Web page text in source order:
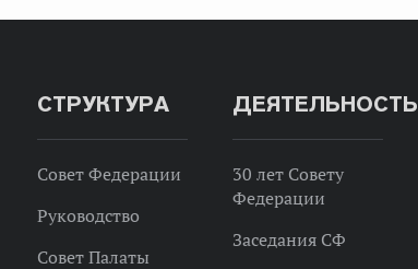
СТРУКТУРА
Совет Федерации
Руководство
Совет Палаты
ДЕЯТЕЛЬНОСТЬ
30 лет Совету
Федерации
Заседания СФ